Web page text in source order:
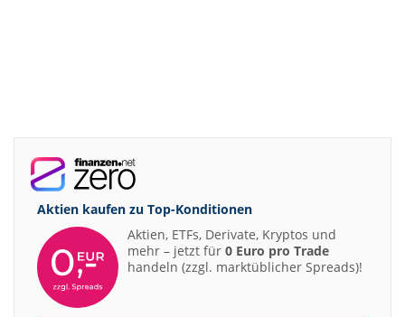
Aktien kaufen zu Top-Konditionen
Aktien, ETFs, Derivate, Kryptos und
mehr – jetzt für 0 Euro pro Trade
handeln (zzgl. marktüblicher Spreads)!